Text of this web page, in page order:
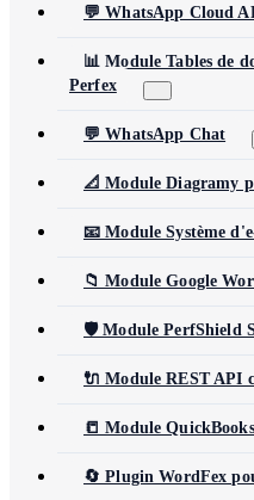
💬 WhatsApp Cloud
📊 Module Tables de
Perfex
💬 WhatsApp Chat
📐 Module Diagramy
📧 Module Système
📁 Module Google
🛡️ Module PerfShield
🔌 Module REST API
📒 Module
🔄 Plugin WordFex